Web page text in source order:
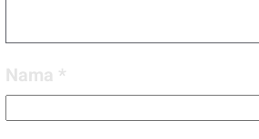
Nama *